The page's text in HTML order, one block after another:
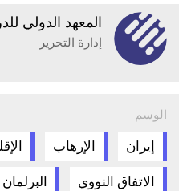
المعهد الدولي
إدارة التحرير
الوسم
إيران الإرهاب
الاتفاق النووي